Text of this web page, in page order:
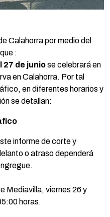
Calahorra por medio del
:
27 de juniose celebrará en
en Calahorra. Por tal
en diferentes horarios y
se detallan:
informe de corte y
o atraso dependerá
Mediavilla, viernes 26 y
horas.